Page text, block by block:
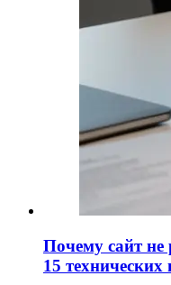
Почему сайт не
15